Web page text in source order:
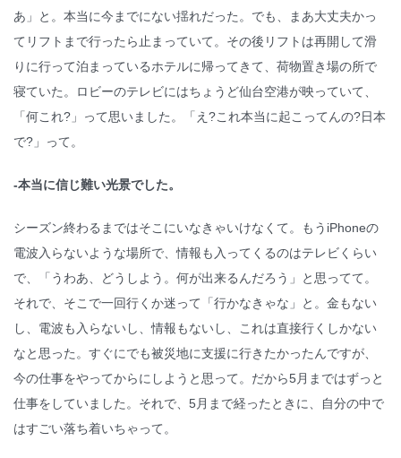
あ」と。本当に今までにない揺れだった。でも、まあ大丈夫かっ
てリフトまで行ったら止まっていて。その後リフトは再開して滑
りに行って泊まっているホテルに帰ってきて、荷物置き場の所で
寝ていた。ロビーのテレビにはちょうど仙台空港が映っていて、
「何これ?」って思いました。「え?これ本当に起こってんの?日本
で?」って。
-本当に信じ難い光景でした。
シーズン終わるまではそこにいなきゃいけなくて。もうiPhoneの
電波入らないような場所で、情報も入ってくるのはテレビくらい
で、「うわあ、どうしよう。何が出来るんだろう」と思ってて。
それで、そこで一回行くか迷って「行かなきゃな」と。金もない
し、電波も入らないし、情報もないし、これは直接行くしかない
なと思った。すぐにでも被災地に支援に行きたかったんですが、
今の仕事をやってからにしようと思って。だから5月まではずっと
仕事をしていました。それで、5月まで経ったときに、自分の中で
はすごい落ち着いちゃって。